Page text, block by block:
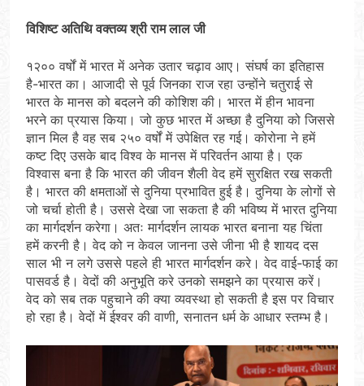
विशिष्ट अतिथि वक्तव्य श्री राम लाल जी
१२०० वर्षों में भारत में अनेक उतार चढ़ाव आए। संघर्ष का इतिहास
है-भारत का। आजादी से पूर्व जिनका राज रहा उन्होंने चतुराई से
भारत के मानस को बदलने की कोशिश की। भारत में हीन भावना
भरने का प्रयास किया। जो कुछ भारत में अच्छा है दुनिया को जिससे
ज्ञान मिल है वह सब २५० वर्षों में उपेक्षित रह गई। कोरोना ने हमें
कष्ट दिए उसके बाद विश्व के मानस में परिवर्तन आया है। एक
विश्वास बना है कि भारत की जीवन शैली वेद हमें सुरक्षित रख सकती
है। भारत की क्षमताओं से दुनिया प्रभावित हुई है। दुनिया के लोगों से
जो चर्चा होती है। उससे देखा जा सकता है की भविष्य में भारत दुनिया
का मार्गदर्शन करेगा। अतः मार्गदर्शन लायक भारत बनाना यह चिंता
हमें करनी है। वेद को न केवल जानना उसे जीना भी है शायद दस
साल भी न लगे उससे पहले ही भारत मार्गदर्शन करे। वेद वाई-फाई का
पासवर्ड है। वेदों की अनुभूति करे उनको समझने का प्रयास करें।
वेद को सब तक पहुचाने की क्या व्यवस्था हो सकती है इस पर विचार
हो रहा है। वेदों में ईश्वर की वाणी, सनातन धर्म के आधार स्तम्भ है।